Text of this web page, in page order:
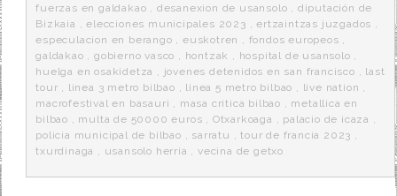
fuerzas en galdakao , desanexion de usansolo , diputación de
Bizkaia ,elecciones municipales 2023 ,ertzaintzas juzgados ,
especulacion en berango ,euskotren , fondos europeos ,
galdakao ,gobierno vasco , hontzak , hospital de usansolo ,
huelga en osakidetza , jovenes detenidos en san francisco , last
tour , linea 3 metro bilbao , linea 5 metro bilbao , live nation ,
macrofestival en basauri , masa critica bilbao , metallica en
bilbao , multa de 50000 euros , Otxarkoaga , palacio de icaza ,
policia municipal de bilbao , sarratu ,tour de francia 2023 ,
txurdinaga , usansolo herria ,vecina de getxo